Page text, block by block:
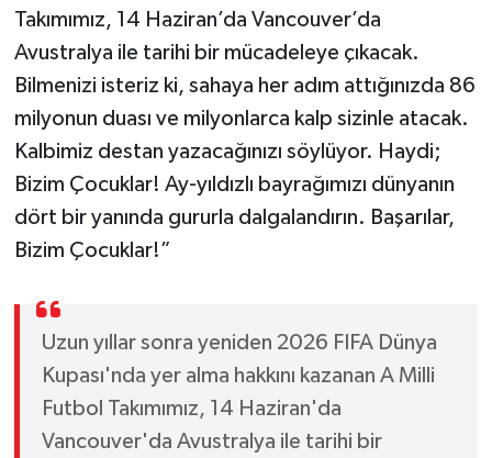
Takımımız, 14 Haziran’da Vancouver’da
Avustralya ile tarihi bir mücadeleye çıkacak.
Bilmenizi isteriz ki, sahaya her adım attığınızda 86
milyonun duası ve milyonlarca kalp sizinle atacak.
Kalbimiz destan yazacağınızı söylüyor. Haydi;
Bizim Çocuklar! Ay-yıldızlı bayrağımızı dünyanın
dört bir yanında gururla dalgalandırın. Başarılar,
Bizim Çocuklar!”
Uzun yıllar sonra yeniden 2026 FIFA Dünya
Kupası'nda yer alma hakkını kazanan A Milli
Futbol Takımımız, 14 Haziran'da
Vancouver'da Avustralya ile tarihi bir